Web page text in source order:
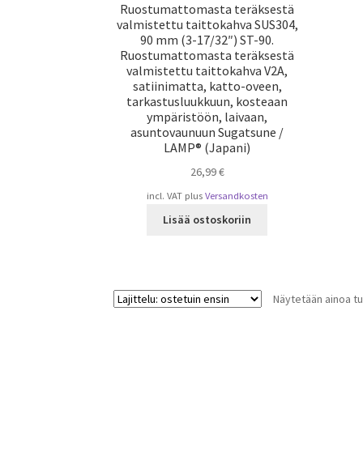
Ruostumattomasta teräksestä
valmistettu taittokahva SUS304,
90 mm (3-17/32″) ST-90.
Ruostumattomasta teräksestä
valmistettu taittokahva V2A,
satiinimatta, katto-oveen,
tarkastusluukkuun, kosteaan
ympäristöön, laivaan,
asuntovaunuun Sugatsune /
LAMP® (Japani)
26,99€
incl. VAT plus Versandkosten
Lisää ostoskoriin
Näytetään ainoa